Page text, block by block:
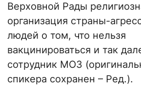
Верховной Рады
организация страны-
людей о том, что нельзя
вакцинироваться и так
сотрудник МОЗ
спикера сохранен – Ред.).